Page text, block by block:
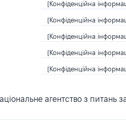
[Конфіденційна
[Конфіденційна
[Конфіденційна
[Конфіденційна
[Конфіденційна
агентство з питань